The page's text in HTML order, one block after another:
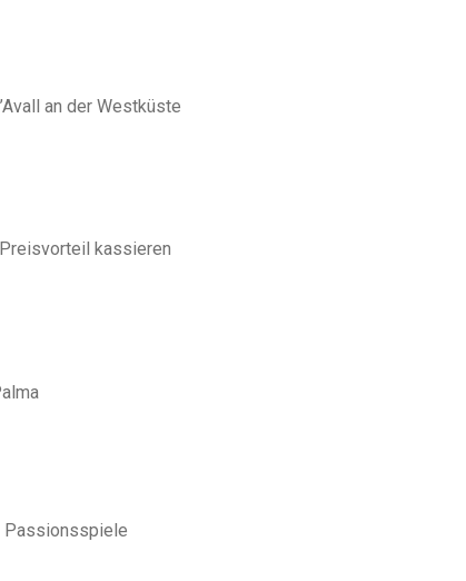
an der Westküste
kassieren
Passionsspiele